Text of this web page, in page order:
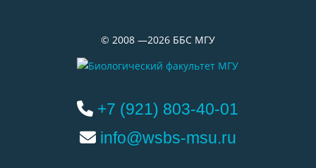
© 2008 —2026 ББС МГУ
+7 (921) 803-40-01
info@wsbs-msu.ru